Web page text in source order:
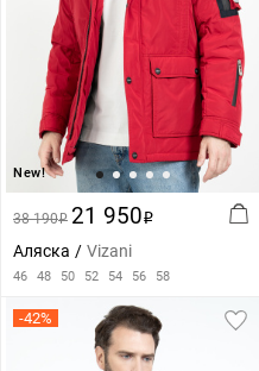
New!
38 190i 21 950i
Аляска Vizani
46 48 50 52 54 56 58
-42%